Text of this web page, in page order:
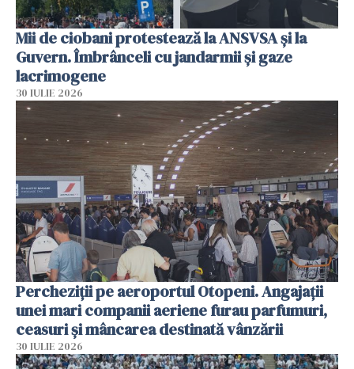
Mii de ciobani protestează la ANSVSA și la
Guvern. Îmbrânceli cu jandarmii și gaze
lacrimogene
30 IULIE 2026
Percheziții pe aeroportul Otopeni. Angajații
unei mari companii aeriene furau parfumuri,
ceasuri și mâncarea destinată vânzării
30 IULIE 2026